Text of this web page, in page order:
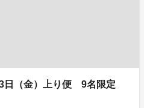
日（金）上り便 9名限定